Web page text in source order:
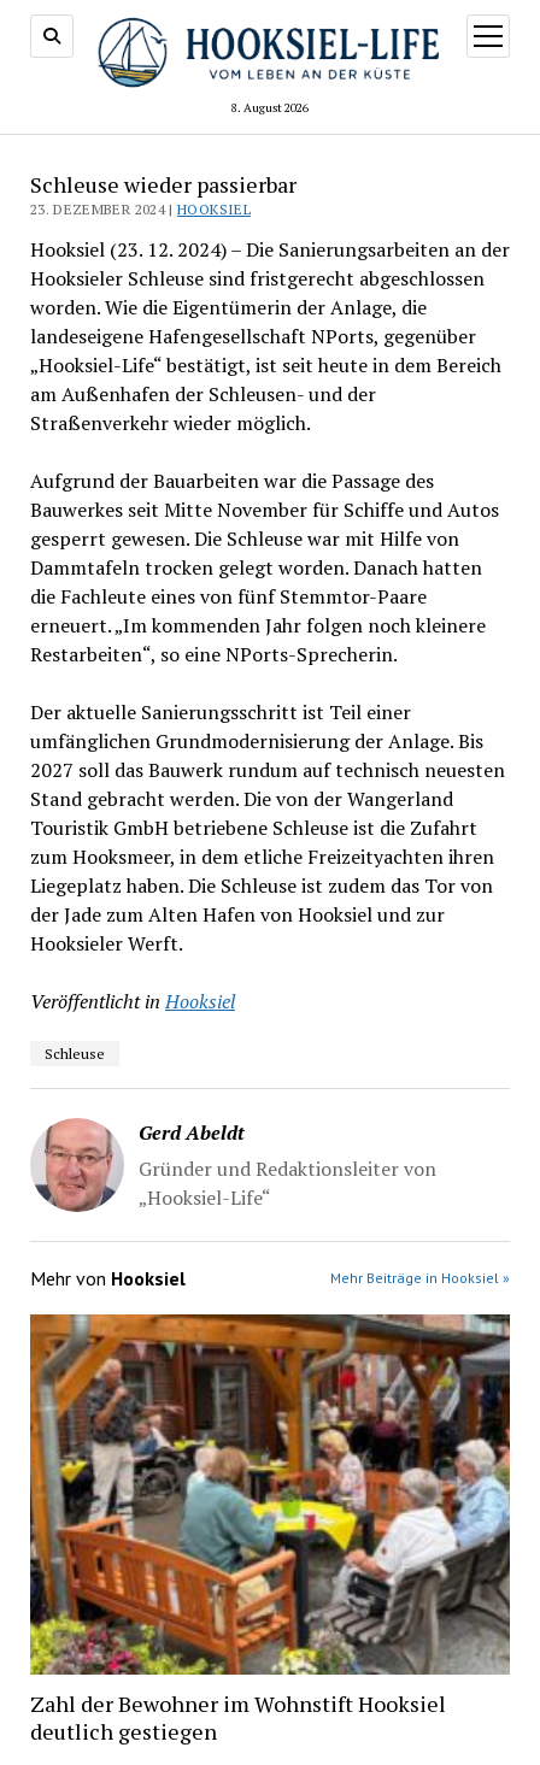
8. August 2026
Menü
öffnen
Schleuse wieder passierbar
23. DEZEMBER 2024 |HOOKSIEL
Hooksiel (23. 12. 2024) – Die Sanierungsarbeiten an der
Hooksieler Schleuse sind fristgerecht abgeschlossen
worden. Wie die Eigentümerin der Anlage, die
landeseigene Hafengesellschaft NPorts, gegenüber
„Hooksiel-Life“ bestätigt, ist seit heute in dem Bereich
am Außenhafen der Schleusen- und der
Straßenverkehr wieder möglich.
Aufgrund der Bauarbeiten war die Passage des
Bauwerkes seit Mitte November für Schiffe und Autos
gesperrt gewesen. Die Schleuse war mit Hilfe von
Dammtafeln trocken gelegt worden. Danach hatten
die Fachleute eines von fünf Stemmtor-Paare
erneuert. „Im kommenden Jahr folgen noch kleinere
Restarbeiten“, so eine NPorts-Sprecherin.
Der aktuelle Sanierungsschritt ist Teil einer
umfänglichen Grundmodernisierung der Anlage. Bis
2027 soll das Bauwerk rundum auf technisch neuesten
Stand gebracht werden. Die von der Wangerland
Touristik GmbH betriebene Schleuse ist die Zufahrt
zum Hooksmeer, in dem etliche Freizeityachten ihren
Liegeplatz haben. Die Schleuse ist zudem das Tor von
der Jade zum Alten Hafen von Hooksiel und zur
Hooksieler Werft.
Veröffentlicht in Hooksiel
Schleuse
Gerd Abeldt
Gründer und Redaktionsleiter von
„Hooksiel-Life“
Mehr von Hooksiel Mehr Beiträge in Hooksiel »
Zahl der Bewohner im Wohnstift Hooksiel
deutlich gestiegen